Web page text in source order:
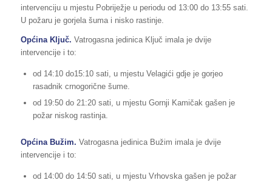
intervenciju u mjestu Pobriježje u periodu od 13:00 do 13:55 sati.
U požaru je gorjela šuma i nisko rastinje.
Općina Ključ. Vatrogasna jedinica Ključ imala je dvije
intervencije i to:
od 14:10 do15:10 sati, u mjestu Velagići gdje je gorjeo
rasadnik crnogorične šume.
od 19:50 do 21:20 sati, u mjestu Gornji Kamičak gašen je
požar niskog rastinja.
Općina Bužim. Vatrogasna jedinica Bužim imala je dvije
intervencije i to:
od 14:00 do 14:50 sati, u mjestu Vrhovska gašen je požar